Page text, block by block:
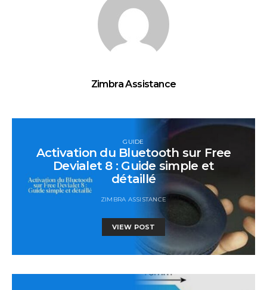
Zimbra Assistance
GUIDE
Activation du Bluetooth sur Free
Devialet 8 : Guide simple et
détaillé
ZIMBRA ASSISTANCE
VIEW POST